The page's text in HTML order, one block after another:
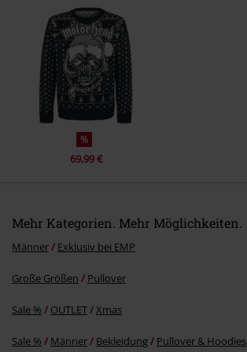
Kommentar jetzt abschicken!
%
69,99 €
Mehr Kategorien. Mehr Möglichkeiten.
Männer Exklusiv bei EMP
Große Größen Pullover
Sale % OUTLET Xmas
Sale % Männer Bekleidung Pullover & Hoodies